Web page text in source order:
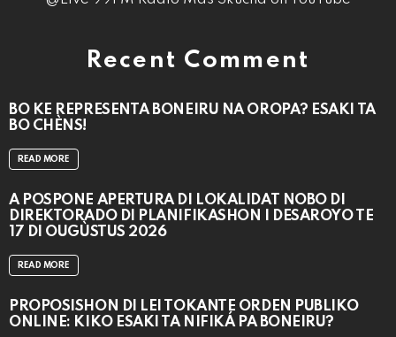
Recent Comment
BO KE REPRESENTÁ BONEIRU NA OROPA? ESAKI TA
BO CHÈNS!
READ MORE
A POSPONÉ APERTURA DI LOKALIDAT NOBO DI
DIREKTORADO DI PLANIFIKASHON I DESAROYO TE
17 DI OUGÙSTUS 2026
READ MORE
PROPOSISHON DI LEI TOKANTE ÒRDEN PÚBLIKO
ONLINE: KIKO ESAKI TA NIFIKÁ PA BONEIRU?